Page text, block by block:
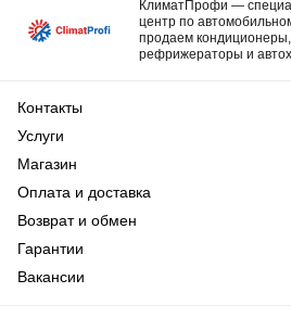
КлиматПрофи —
центр по
продаем
рефрижераторы и
Контакты
Услуги
Магазин
Оплата и доставка
Возврат и обмен
Гарантии
Вакансии